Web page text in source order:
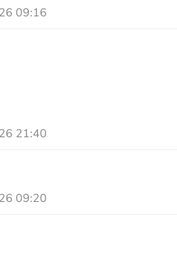
09:16
21:40
09:20